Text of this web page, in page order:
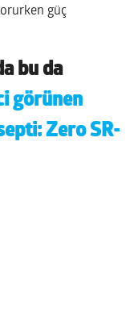
güç
bu da
görünen
Zero SR-